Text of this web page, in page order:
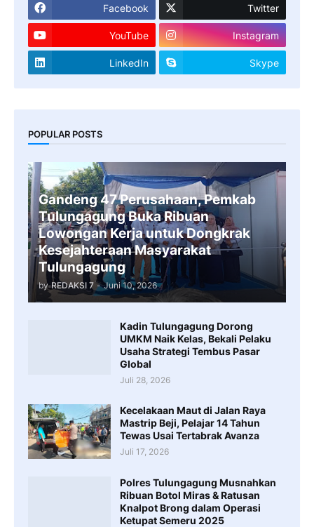
Facebook Twitter
YouTube Instagram
LinkedIn Skype
POPULAR POSTS
Gandeng 47 Perusahaan, Pemkab
Tulungagung Buka Ribuan
Lowongan Kerja untuk Dongkrak
Kesejahteraan Masyarakat
Tulungagung
by REDAKSI 7 - Juni 10, 2026
Kadin Tulungagung Dorong
UMKM Naik Kelas, Bekali Pelaku
Usaha Strategi Tembus Pasar
Global
Juli 28, 2026
Kecelakaan Maut di Jalan Raya
Mastrip Beji, Pelajar 14 Tahun
Tewas Usai Tertabrak Avanza
Juli 17, 2026
Polres Tulungagung Musnahkan
Ribuan Botol Miras & Ratusan
Knalpot Brong dalam Operasi
Ketupat Semeru 2025